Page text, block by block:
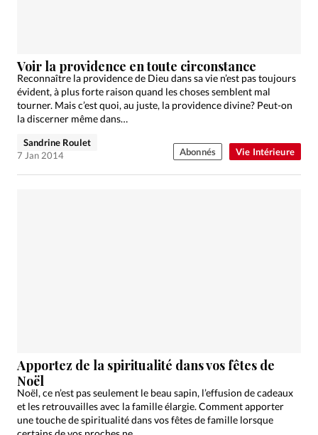
Vie Intérieure
Voir la providence en toute circonstance
Reconnaître la providence de Dieu dans sa vie n’est pas toujours
évident, à plus forte raison quand les choses semblent mal
tourner. Mais c’est quoi, au juste, la providence divine? Peut-on
la discerner même dans…
Sandrine Roulet
7 Jan 2014
Abonnés
Apportez de la spiritualité dans vos fêtes de
Noël
Noël, ce n’est pas seulement le beau sapin, l’effusion de cadeaux
et les retrouvailles avec la famille élargie. Comment apporter
une touche de spiritualité dans vos fêtes de famille lorsque